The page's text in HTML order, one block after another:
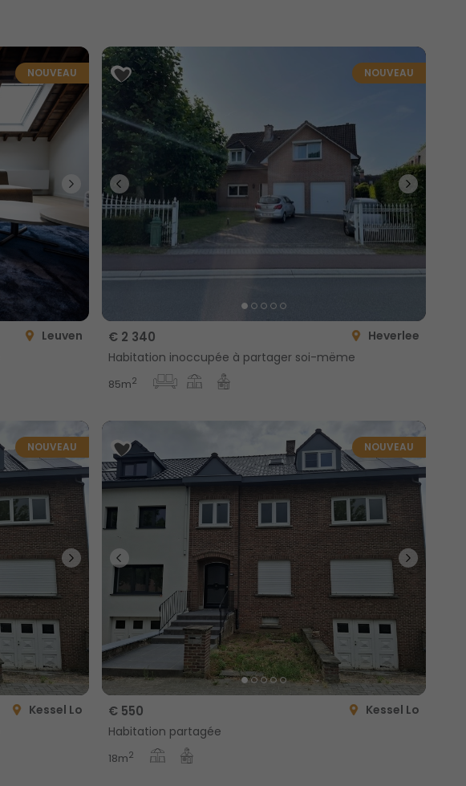
NOUVEAU
Leuven
NOUVEAU
€ 2 340
Heverlee
Habitation inoccupée à partager soi-mëme
85m2
NOUVEAU
Kessel Lo
NOUVEAU
€ 550
Kessel Lo
Habitation partagée
18m2